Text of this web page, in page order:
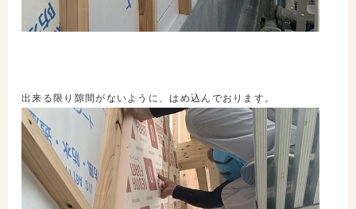
出来る限り隙間がないように、はめ込んでおります。